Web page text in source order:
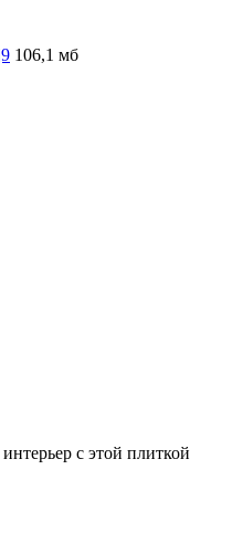
106,1 мб
с этой плиткой